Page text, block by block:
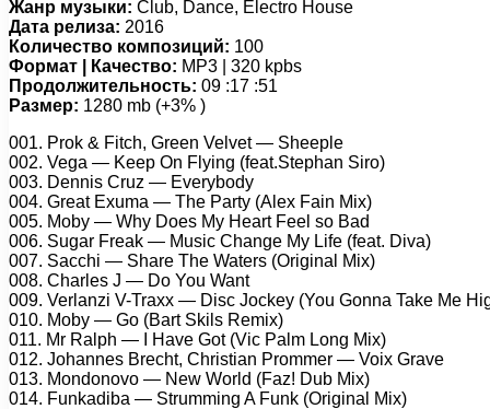
Жанр музыки: Club, Dance, Electro House
Дата релиза: 2016
Количество композиций: 100
Формат | Качество: MP3 | 320 kpbs
Продолжительность: 09 :17 :51
Размер: 1280 mb (+3% )
001. Prok & Fitch, Green Velvet — Sheeple
002. Vega — Keep On Flying (feat.Stephan Siro)
003. Dennis Cruz — Everybody
004. Great Exuma — The Party (Alex Fain Mix)
005. Moby — Why Does My Heart Feel so Bad
006. Sugar Freak — Music Change My Life (feat. Diva)
007. Sacchi — Share The Waters (Original Mix)
008. Charles J — Do You Want
009. Verlanzi V-Traxx — Disc Jockey (You Gonna Take Me
010. Moby — Go (Bart Skils Remix)
011. Mr Ralph — I Have Got (Vic Palm Long Mix)
012. Johannes Brecht, Christian Prommer — Voix Grave
013. Mondonovo — New World (Faz! Dub Mix)
014. Funkadiba — Strumming A Funk (Original Mix)